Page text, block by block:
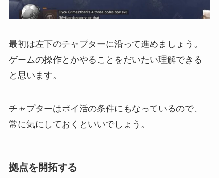
最初は左下のチャプターに沿って進めましょう。
ゲームの操作とかやることをだいたい理解できる
と思います。
チャプターはポイ活の条件にもなっているので、
常に気にしておくといいでしょう。
拠点を開拓する